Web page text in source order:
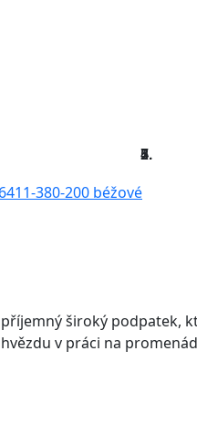
široký podpatek,
v práci na